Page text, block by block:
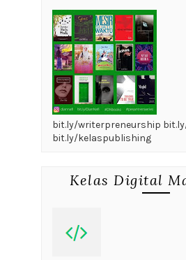
bit.ly/writerpreneurship
bit.ly/kelaspublishing
Kelas Digital